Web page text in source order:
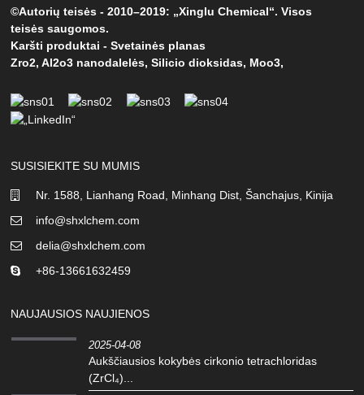
©Autorių teisės - 2010–2019: „Xinglu Chemical“. Visos
teisės saugomos.
Karšti produktai -Svetainės planas
Zro2,Al2o3 nanodalelės,Silicio dioksidas, Moo3,
SUSISIEKITE SU MUMIS
Nr. 1588, Lianhang Road, Minhang Dist, Šanchajus, Kinija
info@shxlchem.com
delia@shxlchem.com
+86-13661632459
NAUJAUSIOS NAUJIENOS
2025-04-08
Aukščiausios kokybės cirkonio tetrachloridas
(ZrCl₄)...